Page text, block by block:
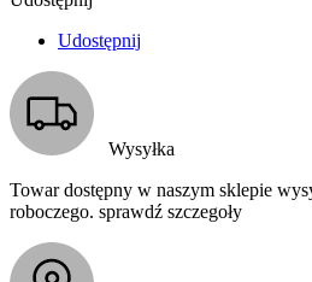
Udostępnij
Wysyłka
Towar dostępny w naszym sklepie
roboczego. sprawdź szczegoły